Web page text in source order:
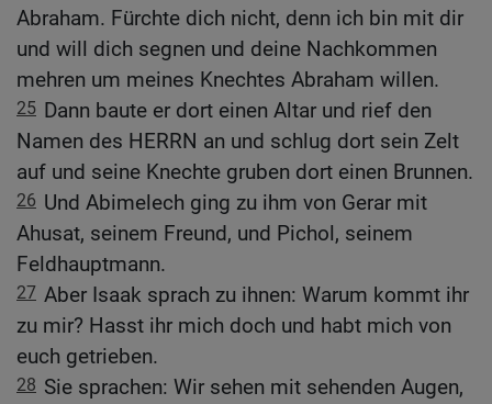
Abraham. Fürchte dich nicht, denn ich bin mit dir
und will dich segnen und deine Nachkommen
mehren um meines Knechtes Abraham willen.
25 Dann baute er dort einen Altar und rief den
Namen des HERRN an und schlug dort sein Zelt
auf und seine Knechte gruben dort einen Brunnen.
26 Und Abimelech ging zu ihm von Gerar mit
Ahusat, seinem Freund, und Pichol, seinem
Feldhauptmann.
27 Aber Isaak sprach zu ihnen: Warum kommt ihr
zu mir? Hasst ihr mich doch und habt mich von
euch getrieben.
28 Sie sprachen: Wir sehen mit sehenden Augen,